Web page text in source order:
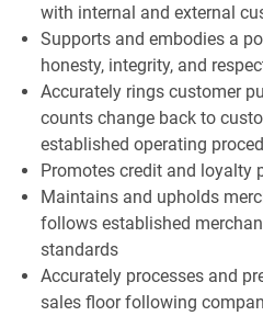
with internal and external
Supports and embodies a
honesty, integrity, and
Accurately rings customer
counts change back to
established operating
Promotes credit and loyalty
Maintains and upholds
follows established
standards
Accurately processes and
sales floor following